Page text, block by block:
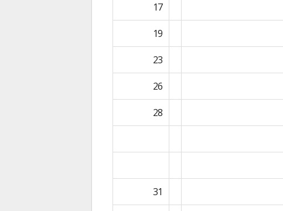
17
19
23
26
28
31